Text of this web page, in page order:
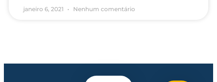
janeiro 6, 2021 Nenhum comentário